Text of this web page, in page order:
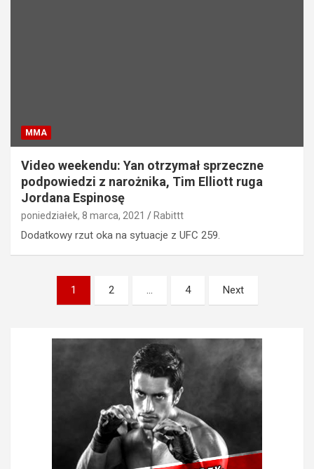
MMA
Video weekendu: Yan otrzymał sprzeczne
podpowiedzi z narożnika, Tim Elliott ruga
Jordana Espinosę
poniedziałek, 8 marca, 2021 Rabittt
Dodatkowy rzut oka na sytuacje z UFC 259.
Stronicowanie
wpisów
1 2 … 4 Next